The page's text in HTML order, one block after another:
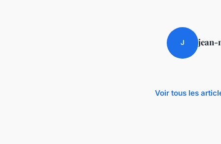
J jean-
Voir tous les